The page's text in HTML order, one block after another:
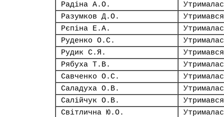
Радіна А.О.
Разумков Д.О.
Утримався
Рєпіна Е.А.
Руденко О.С.
Рудик С.Я.
Утримався
Рябуха Т.В.
Савченко О.С.
Саладуха О.В.
Салійчук О.В.
Утримався
Світлична Ю.О.